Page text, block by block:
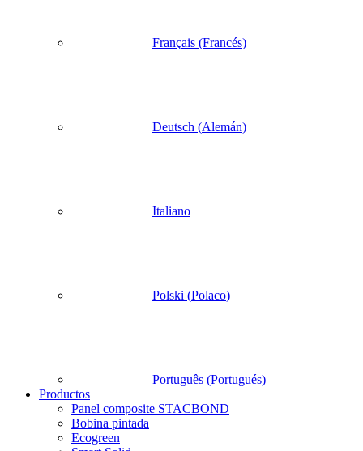
Français (Francés)
Deutsch (Alemán)
Italiano
Polski (Polaco)
Português (Portugués)
Productos
Panel composite STACBOND
Bobina pintada
Ecogreen